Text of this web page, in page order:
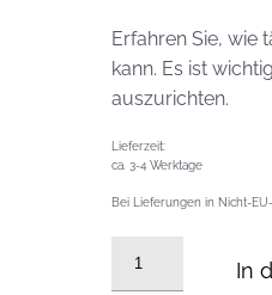
Erfahren Sie, wie
kann. Es ist
auszurichten.
Lieferzeit:
ca. 3-4 Werktage
Bei Lieferungen in Nicht-
In